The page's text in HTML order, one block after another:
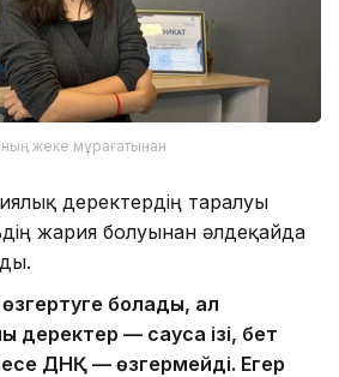
жеке мұрағатынан
деректердің таралуы
жария болуынан әлдеқайда
болады, ал
деректер — саусақ ізі, бет
ДНҚ — өзгермейді. Егер